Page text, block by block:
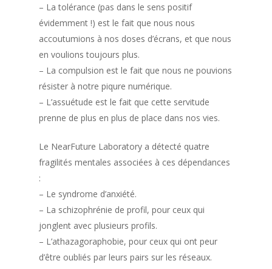
– La tolérance (pas dans le sens positif
évidemment !) est le fait que nous nous
accoutumions à nos doses d’écrans, et que nous
en voulions toujours plus.
– La compulsion est le fait que nous ne pouvions
résister à notre piqure numérique.
– L’assuétude est le fait que cette servitude
prenne de plus en plus de place dans nos vies.
Le NearFuture Laboratory a détecté quatre
fragilités mentales associées à ces dépendances
:
– Le syndrome d’anxiété.
– La schizophrénie de profil, pour ceux qui
jonglent avec plusieurs profils.
– L’athazagoraphobie, pour ceux qui ont peur
d’être oubliés par leurs pairs sur les réseaux.